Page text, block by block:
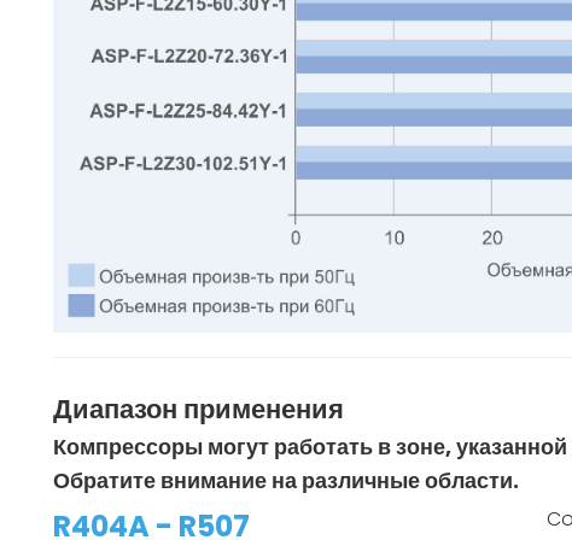
Диапазон применения
Компрессоры могут работать в зоне,
Обратите внимание на различные области.
R404A - R507